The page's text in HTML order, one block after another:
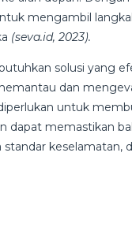
mengambil
(seva.id, 2023).
solusi yang
dan
untuk
dapat memastikan
keselamatan,